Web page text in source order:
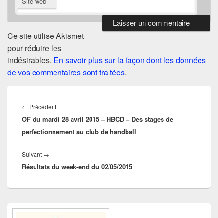
Ce site utilise Akismet
pour réduire les
indésirables. En savoir plus sur la façon dont les données
de vos commentaires sont traitées.
de
l’article
← PrécédentArticle
précédent :
OF du mardi 28 avril 2015 – HBCD – Des stages de
perfectionnement au club de handball
Suivant →
suivant :
Résultats du week-end du 02/05/2015
Zone